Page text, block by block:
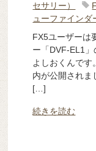
セサリー）
ューファインダ
FX5ユーザーは
ー「DVF-EL1」
よしおくんです
内が公開されま
[…]
続きを読む